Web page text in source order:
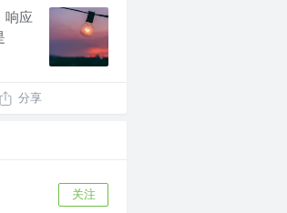
响应
分享
关注